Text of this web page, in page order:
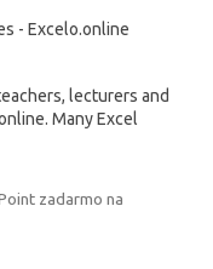
- Excelo.online
lecturers and
Many Excel